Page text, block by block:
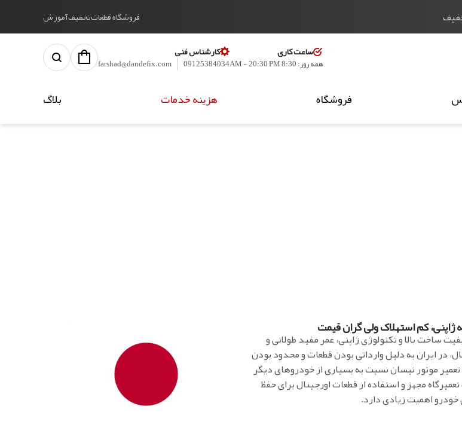
فروشگاه قطعاتتخفیفآموزش
ساعت کاری
همه روز: 8:30 AM - 20:30 PM
کارشناس فنی
09125384034
farshad@dandefix.com
فروشگاه هزینه خدمات بلاگ
ژاپنی، کم استهلاک ولی گران قیمت
ساخت بالا و تکنولوژی ژاپنی، عمر مفید طولانی و
در ایران به دلیل وارداتی بودن قطعات و محدود بودن
موتور نیسان نسبت به بسیاری از خودروهای دیگر
تعمیرگاه مجهز و استفاده از قطعات اورجینال برای حفظ
اهمیت زیادی دارد.